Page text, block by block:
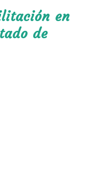
en
de